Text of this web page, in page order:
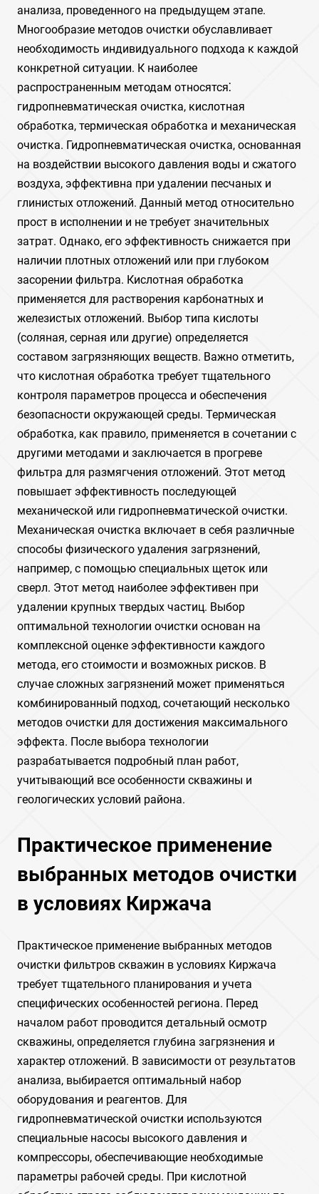
анализа, проведенного на предыдущем этапе.
Многообразие методов очистки обуславливает
необходимость индивидуального подхода к каждой
конкретной ситуации. К наиболее
распространенным методам относятся⁚
гидропневматическая очистка, кислотная
обработка, термическая обработка и механическая
очистка. Гидропневматическая очистка, основанная
на воздействии высокого давления воды и сжатого
воздуха, эффективна при удалении песчаных и
глинистых отложений. Данный метод относительно
прост в исполнении и не требует значительных
затрат. Однако, его эффективность снижается при
наличии плотных отложений или при глубоком
засорении фильтра. Кислотная обработка
применяется для растворения карбонатных и
железистых отложений. Выбор типа кислоты
(соляная, серная или другие) определяется
составом загрязняющих веществ. Важно отметить,
что кислотная обработка требует тщательного
контроля параметров процесса и обеспечения
безопасности окружающей среды. Термическая
обработка, как правило, применяется в сочетании с
другими методами и заключается в прогреве
фильтра для размягчения отложений. Этот метод
повышает эффективность последующей
механической или гидропневматической очистки.
Механическая очистка включает в себя различные
способы физического удаления загрязнений,
например, с помощью специальных щеток или
сверл. Этот метод наиболее эффективен при
удалении крупных твердых частиц. Выбор
оптимальной технологии очистки основан на
комплексной оценке эффективности каждого
метода, его стоимости и возможных рисков. В
случае сложных загрязнений может применяться
комбинированный подход, сочетающий несколько
методов очистки для достижения максимального
эффекта. После выбора технологии
разрабатывается подробный план работ,
учитывающий все особенности скважины и
геологических условий района.
Практическое применение
выбранных методов очистки
в условиях Киржача
Практическое применение выбранных методов
очистки фильтров скважин в условиях Киржача
требует тщательного планирования и учета
специфических особенностей региона. Перед
началом работ проводится детальный осмотр
скважины, определяется глубина загрязнения и
характер отложений. В зависимости от результатов
анализа, выбирается оптимальный набор
оборудования и реагентов. Для
гидропневматической очистки используются
специальные насосы высокого давления и
компрессоры, обеспечивающие необходимые
параметры рабочей среды. При кислотной